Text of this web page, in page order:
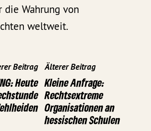
Wahrung von
weltweit.
Beitrag
Heute
Älterer Beitrag
Kleine Anfrage:
Rechtsextreme
Organisationen an
hessischen Schulen